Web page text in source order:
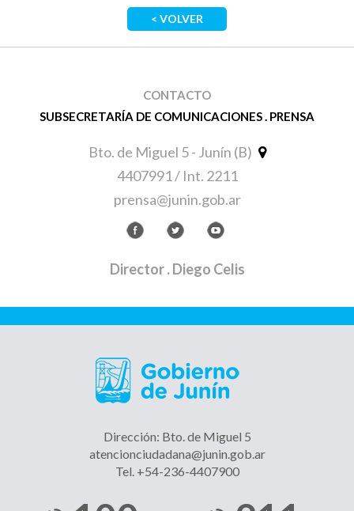
< VOLVER
CONTACTO
SUBSECRETARÍA DE COMUNICACIONES . PRENSA
Bto. de Miguel 5 - Junín (B)
4407991 / Int. 2211
prensa@junin.gob.ar
Director. Diego Celis
Dirección: Bto. de Miguel 5
atencionciudadana@junin.gob.ar
Tel. +54-236-4407900